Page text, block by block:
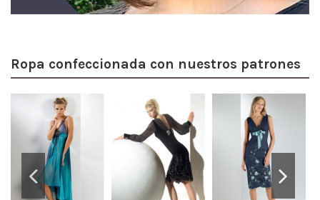
Ropa confeccionada con nuestros patrones